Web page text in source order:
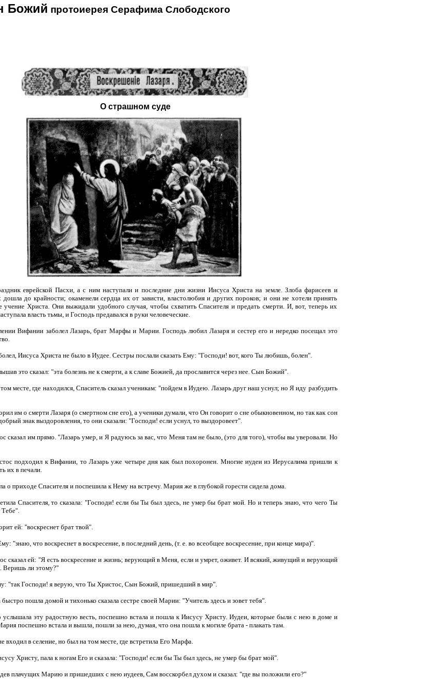
Божий протоиерея Серафима Слободского
О страшном суде
еврейской Пасхи, а с ним наступали и последние дни жизни Иисуса Христа на земле. Злоба фарисеев и
дошла до крайности; окаменели сердца их от зависти, властолюбия и других пороков; и они не хотели принять
учение Христа. Они выжидали удобного случая, чтобы схватить Спасителя и предать смерти. И, вот, теперь их
власть тьмы, и Господь предавался в руки человеческие.
Вифании заболел Лазарь, брат Марфы и Марии. Господь любил Лазаря и сестер его и нередко посещал это
Иисуса Христа не было в Иудее. Сестры послали сказать Ему: "Господи! вот, кого Ты любишь, болен".
это сказал: "эта болезнь не к смерти, а к славе Божией, да прославится через нее. Сын Божий".
месте, где находился, Спаситель сказал ученикам: "пойдем в Иудею. Лазарь друг наш уснул; но Я иду разбудить
им о смерти Лазаря (о смертном сне его), а ученики думали, что Он говорит о сне обыкновенном, но так как сон
знак выздоровления, то они сказали: "Господи! если уснул, то выздоровеет".
сказал им прямо. "Лазарь умер, и Я радуюсь за вас, что Меня там не было, (это для того), чтобы вы уверовали. Но
подходил к Вифании, то Лазарь уже четыре дня как был похоронен. Многие иудеи из Иерусалима пришли к
их в печали.
о приходе Спасителя и поспешила к Нему на встречу. Мария же в глубокой горести сидела дома.
Спасителя, то сказала: "Господи! если бы Ты был здесь, не умер бы брат мой. Но и теперь знаю, что чего Ты
Тебе".
ей: "воскреснет брат твой".
"знаю, что воскреснет в воскресение, в последний день, (т. е. во всеобщее воскресение, при конце мира)".
сказал ей: "Я есть воскресение и жизнь; верующий в Меня, если и умрет, оживет. И всякий, живущий и верующий
Веришь ли этому?"
"так Господи! я верую, что Ты Христос, Сын Божий, пришедший в мир".
пошла домой и тихонько сказала сестре своей Марии: "Учитель здесь и зовет тебя".
услышала эту радостную весть, поспешно встала и пошла к Иисусу Христу. Иудеи, которые были с нею в доме и
поспешно встала и вышла, пошли за нею, думая, что она пошла к могиле брата - плакать там.
входил в селение, но был на том месте, где встретила Его Марфа.
Христу, пала к ногам Его и сказала: "Господи! если бы Ты был здесь, не умер бы брат мой".
плачущих Марию и пришедших с нею иудеев, Сам восскорбел духом и сказал: "где вы положили его?"